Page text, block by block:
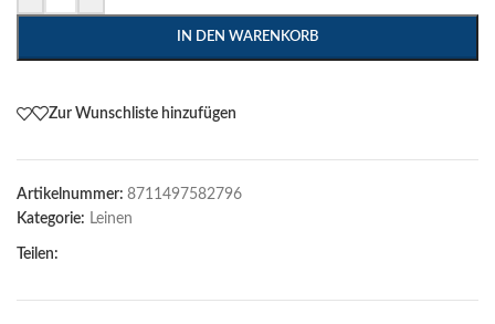
IN DEN WARENKORB
Zur Wunschliste hinzufügen
Artikelnummer: 8711497582796
Kategorie: Leinen
Teilen: